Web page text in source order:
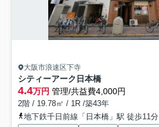
大阪市浪速区下寺
シティーアーク日本橋
4.4万円 管理/共益費4,000円
2階 / 19.78㎡ / 1R /築43年
地下鉄千日前線「日本橋」駅 徒歩11分